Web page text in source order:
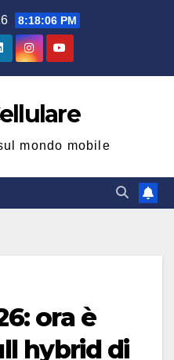
8:18:07 PM
mondo mobile
ora è
hybrid di